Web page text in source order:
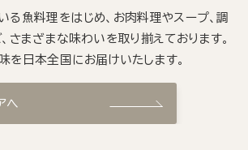
る魚料理をはじめ、お肉料理やスープ、調
さまざまな味わいを取り揃えております。
を日本全国にお届けいたします。
へ